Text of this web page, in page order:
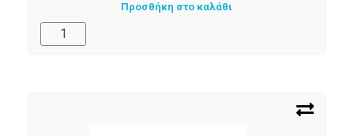
Προσθήκη στο καλάθι